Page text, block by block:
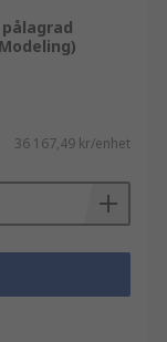
36 167,49 kr/enhet